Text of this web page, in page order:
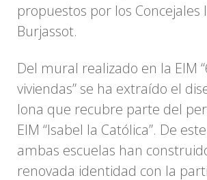
propuestos por los Concejales
Burjassot.
Del mural realizado en la EIM
viviendas” se ha extraído el
lona que recubre parte del
EIM “Isabel la Católica”. De
ambas escuelas han
renovada identidad con la